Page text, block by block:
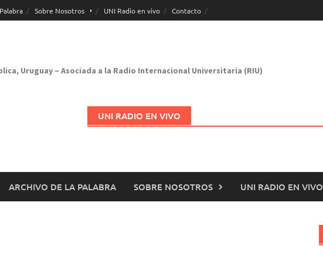
Sobre Nosotros UNI Radio en vivo Contacto
Uruguay – Asociada a la Radio Internacional Universitaria (RIU)
UNI RADIO EN VIVO
ARCHIVO DE LA PALABRA SOBRE NOSOTROS UNI RADIO EN VIVO